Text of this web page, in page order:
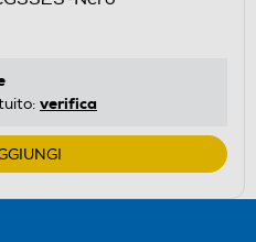
verifica